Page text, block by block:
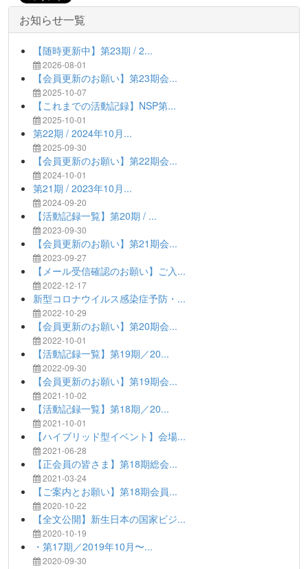
お知らせ一覧
【随時更新中】第23期 / 2...
2026-08-01
【会員更新のお願い】第23期会...
2025-10-07
【これまでの活動記録】NSP第...
2025-10-01
第22期 / 2024年10月...
2025-09-30
【会員更新のお願い】第22期会...
2024-10-01
第21期 / 2023年10月...
2024-09-20
【活動記録一覧】第20期 / ...
2023-09-30
【会員更新のお願い】第21期会...
2023-09-27
【メール受信確認のお願い】ご入...
2022-12-17
新型コロナウイルス感染症予防・...
2022-10-29
【会員更新のお願い】第20期会...
2022-10-01
【活動記録一覧】第19期／20...
2022-09-30
【会員更新のお願い】第19期会...
2021-10-02
【活動記録一覧】第18期／20...
2021-10-01
【ハイブリッド型イベント】会場...
2021-06-28
【正会員の皆さま】第18期総会...
2021-03-24
【ご案内とお願い】第18期会員...
2020-10-22
【全文公開】新生日本の国家ビジ...
2020-10-19
・第17期／2019年10月〜...
2020-09-30